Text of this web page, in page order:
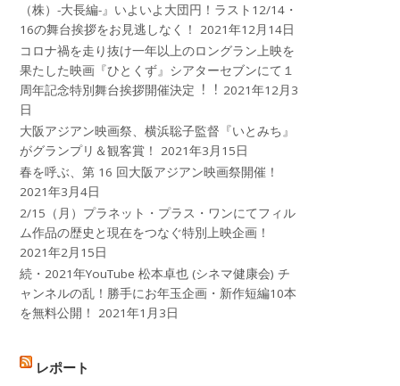
（株）-大長編-』いよいよ大団円！ラスト12/14・
16の舞台挨拶をお見逃しなく！
2021年12月14日
コロナ禍を⾛り抜け⼀年以上のロングラン上映を
果たした映画『ひとくず』シアターセブンにて１
周年記念特別舞台挨拶開催決定︕︕ 2021年12月3
日
大阪アジアン映画祭、横浜聡子監督『いとみち』
がグランプリ＆観客賞！
2021年3月15日
春を呼ぶ、第 16 回大阪アジアン映画祭開催！
2021年3月4日
2/15（月）プラネット・プラス・ワンにてフィル
ム作品の歴史と現在をつなぐ特別上映企画！
2021年2月15日
続・2021年YouTube 松本卓也 (シネマ健康会) チ
ャンネルの乱！勝手にお年玉企画・新作短編10本
を無料公開！
2021年1月3日
レポート